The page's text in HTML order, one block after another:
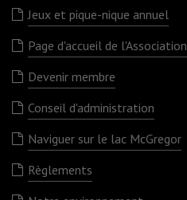
Jeux et pique-nique annuel
Page d'accueil de l'Association
Devenir membre
Conseil d'administration
Naviguer sur le lac McGregor
Règlements